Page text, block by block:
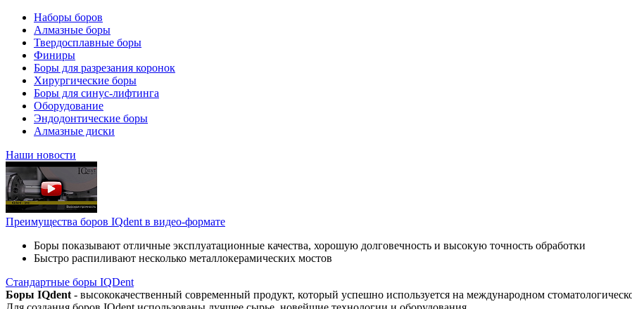
Наборы боров
Алмазные боры
Твердосплавные боры
Финиры
Боры для разрезания коронок
Хирургические боры
Боры для синус-лифтинга
Оборудование
Эндодонтические боры
Алмазные диски
Наши новости
Преимущества боров IQdent в видео-формате
Боры показывают отличные эксплуатационные качества, хорошую долговечность и высокую точность обработки
Быстро распиливают несколько металлокерамических мостов
Стандартные боры IQDent
Боры IQdent - высококачественный современный продукт, который успешно используется на международном